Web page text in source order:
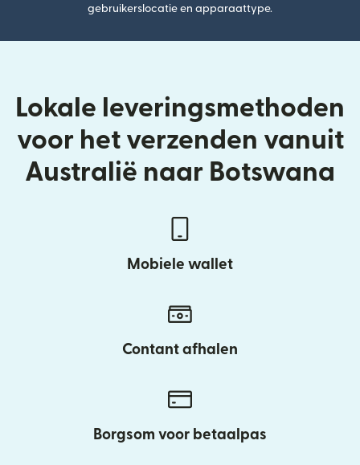
gebruikerslocatie en apparaattype.
Lokale leveringsmethoden
voor het verzenden vanuit
Australië naar Botswana
Mobiele wallet
Contant afhalen
Borgsom voor betaalpas